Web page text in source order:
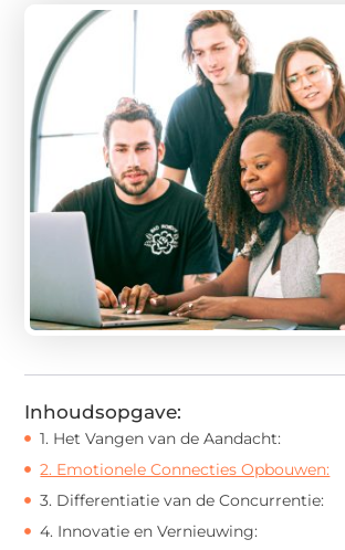
Inhoudsopgave:
1. Het Vangen van de Aandacht:
2. Emotionele Connecties Opbouwen:
3. Differentiatie van de Concurrentie:
4. Innovatie en Vernieuwing: